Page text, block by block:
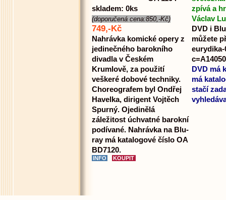
skladem: 0ks
(doporučená cena:850,-Kč)
749,-Kč
Nahrávka komické opery z
jedinečného barokního
divadla v Českém
Krumlově, za použití
veškeré dobové techniky.
Choreografem byl Ondřej
Havelka, dirigent Vojtěch
Spurný. Ojedinělá
záležitost úchvatné barokní
podívané. Nahrávka na Blu-
ray má katalogové číslo OA
BD7120.
zpívá a
Václav
DVD i
můžete
DVD má
má
stačí